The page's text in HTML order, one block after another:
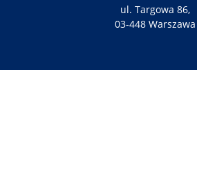
ul. Targowa 86,
03-448 Warszawa